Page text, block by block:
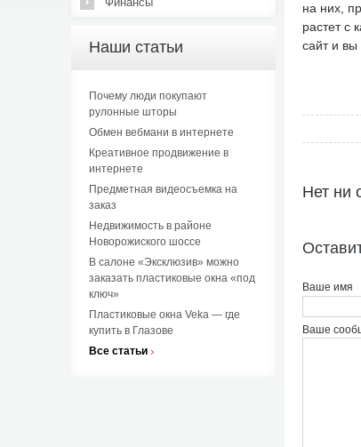
Наши статьи
Почему люди покупают
рулонные шторы
Обмен вебмани в интернете
Креативное продвижение в
интернете
Предметная видеосъемка на
заказ
Недвижимость в районе
Новорожиского шоссе
В салоне «Эксклюзив» можно
заказать пластиковые окна «под
ключ»
Пластиковые окна Veka — где
купить в Глазове
Все статьи
на них,
растет с
сайт и вы
Нет ни
Ваше имя
Ваше